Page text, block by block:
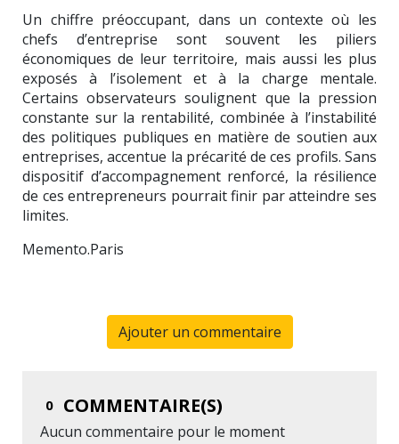
Un chiffre préoccupant, dans un contexte où les
chefs d’entreprise sont souvent les piliers
économiques de leur territoire, mais aussi les plus
exposés à l’isolement et à la charge mentale.
Certains observateurs soulignent que la pression
constante sur la rentabilité, combinée à l’instabilité
des politiques publiques en matière de soutien aux
entreprises, accentue la précarité de ces profils. Sans
dispositif d’accompagnement renforcé, la résilience
de ces entrepreneurs pourrait finir par atteindre ses
limites.
Memento.Paris
Ajouter un commentaire
0 COMMENTAIRE(S)
Aucun commentaire pour le moment